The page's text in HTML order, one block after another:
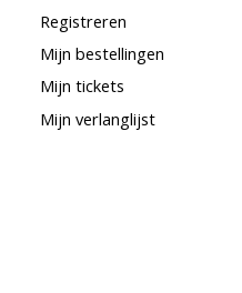
Registreren
Mijn bestellingen
Mijn tickets
Mijn verlanglijst